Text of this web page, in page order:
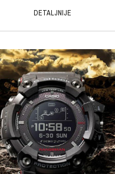
DETALJNIJE